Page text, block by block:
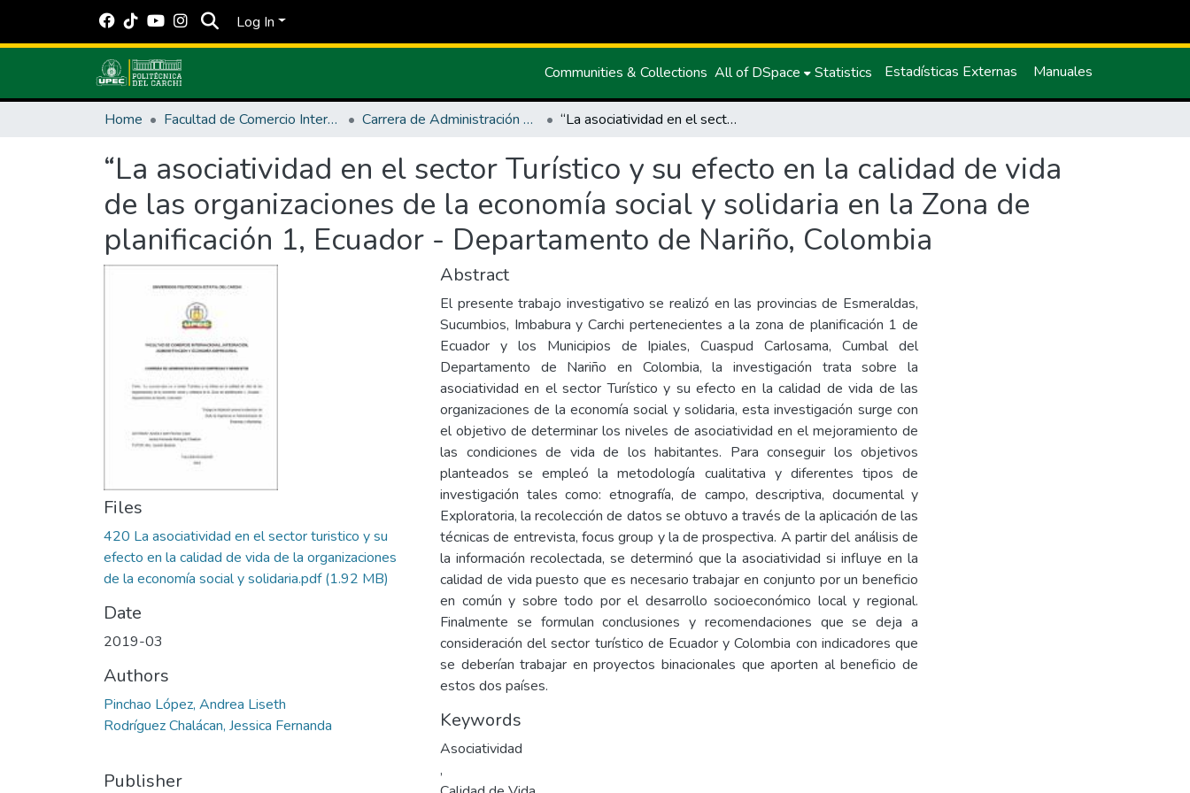
Log In
Communities & Collections All of DSpace Statistics Estadísticas Externas Manuales
Home Facultad de Comercio Internacional, Integración, Administración y Economía Empresarial Carrera de Administración de Empresas y Marketing “La asociatividad en el sector Turístico y su efecto en la calidad de vida de las organizaciones de la economía social y solidaria en la Zona de planificación 1, Ecuador - Departamento de Nariño, Colombia
“La asociatividad en el sector Turístico y su efecto en la calidad de vida
de las organizaciones de la economía social y solidaria en la Zona de
planificación 1, Ecuador - Departamento de Nariño, Colombia
Files
420 La asociatividad en el sector turistico y su
efecto en la calidad de vida de la organizaciones
de la economía social y solidaria.pdf(1.92 MB)
Date
2019-03
Authors
Pinchao López, Andrea Liseth
Rodríguez Chalácan, Jessica Fernanda
Publisher
Abstract
El presente trabajo investigativo se realizó en las provincias de Esmeraldas,
Sucumbios, Imbabura y Carchi pertenecientes a la zona de planificación 1 de
Ecuador y los Municipios de Ipiales, Cuaspud Carlosama, Cumbal del
Departamento de Nariño en Colombia, la investigación trata sobre la
asociatividad en el sector Turístico y su efecto en la calidad de vida de las
organizaciones de la economía social y solidaria, esta investigación surge con
el objetivo de determinar los niveles de asociatividad en el mejoramiento de
las condiciones de vida de los habitantes. Para conseguir los objetivos
planteados se empleó la metodología cualitativa y diferentes tipos de
investigación tales como: etnografía, de campo, descriptiva, documental y
Exploratoria, la recolección de datos se obtuvo a través de la aplicación de las
técnicas de entrevista, focus group y la de prospectiva. A partir del análisis de
la información recolectada, se determinó que la asociatividad si influye en la
calidad de vida puesto que es necesario trabajar en conjunto por un beneficio
en común y sobre todo por el desarrollo socioeconómico local y regional.
Finalmente se formulan conclusiones y recomendaciones que se deja a
consideración del sector turístico de Ecuador y Colombia con indicadores que
se deberían trabajar en proyectos binacionales que aporten al beneficio de
estos dos países.
Keywords
Asociatividad
,